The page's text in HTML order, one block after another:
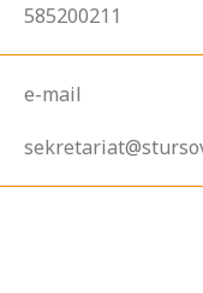
585200211
e-mail